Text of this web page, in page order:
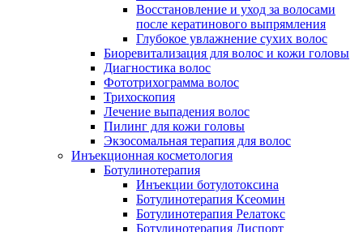
Восстановление и уход за волосами
после кератинового выпрямления
Глубокое увлажнение сухих волос
Биоревитализация для волос и кожи головы
Диагностика волос
Фототрихограмма волос
Трихоскопия
Лечение выпадения волос
Пилинг для кожи головы
Экзосомальная терапия для волос
Инъекционная косметология
Ботулинотерапия
Инъекции ботулотоксина
Ботулинотерапия Ксеомин
Ботулинотерапия Релатокс
Ботулинотерапия Диспорт